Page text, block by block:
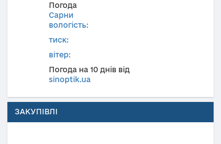
Погода
Сарни
вологість:
тиск:
вітер:
Погода на 10 днів від
sinoptik.ua
ЗАКУПІВЛІ